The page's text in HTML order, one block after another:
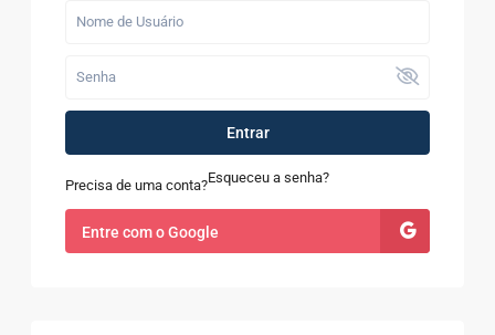
Entrar
Precisa de uma conta?Esqueceu a senha?
Entre com o Google